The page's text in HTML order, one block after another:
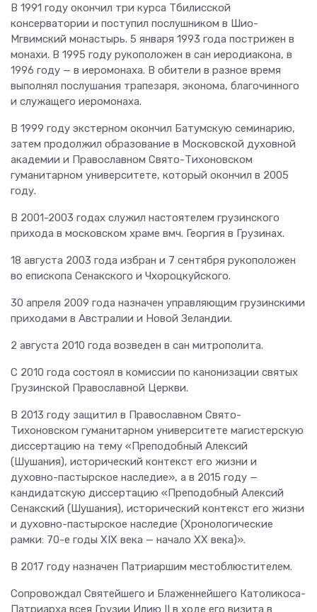
В 1991 году окончил три курса Тбилисской
консерватории и поступил послушником в Шио-
Мгвимский монастырь. 5 января 1993 года пострижен в
монахи. В 1995 году рукоположен в сан иеродиакона, в
1996 году — в иеромонаха. В обители в разное время
выполнял послушания трапезаря, эконома, благочинного
и служащего иеромонаха.
В 1999 году экстерном окончил Батумскую семинарию,
затем продолжил образование в Московской духовной
академии и Православном Свято-Тихоновском
гуманитарном университете, который окончил в 2005
году.
В 2001-2003 годах служил настоятелем грузинского
прихода в московском храме вмч. Георгия в Грузинах.
18 августа 2003 года избран и 7 сентября рукоположен
во епископа Сенакского и Чхороцкуйского.
30 апреля 2009 года назначен управляющим грузинскими
приходами в Австралии и Новой Зеландии.
2 августа 2010 года возведен в сан митрополита.
С 2010 года состоял в комиссии по канонизации святых
Грузинской Православной Церкви.
В 2013 году защитил в Православном Свято-
Тихоновском гуманитарном университете магистерскую
диссертацию на тему «Преподобный Алексий
(Шушания), исторический контекст его жизни и
духовно-пастырское наследие», а в 2015 году —
кандидатскую диссертацию «Преподобный Алексий
Сенакский (Шушания), исторический контекст его жизни
и духовно-пастырское наследие (Хронологические
рамки: 70-е годы XIX века — начало XX века)».
В 2017 году назначен Патриаршим местоблюстителем.
Сопровождал Святейшего и Блаженнейшего Католикоса-
Патриарха всея Грузии Илию II в ходе его визита в